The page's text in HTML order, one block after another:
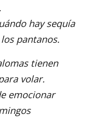
hay sequía
pantanos.
tienen
volar.
emocionar